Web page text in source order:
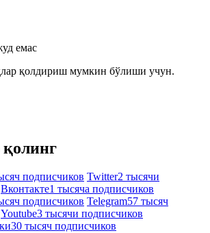
емас
қолдириш мумкин бўлиши учун.
подписчиков Twitter2 тысячи
Вконтакте1 тысяча подписчиков
подписчиков Telegram57 тысяч
Youtube3 тысячи подписчиков
30 тысяч подписчиков